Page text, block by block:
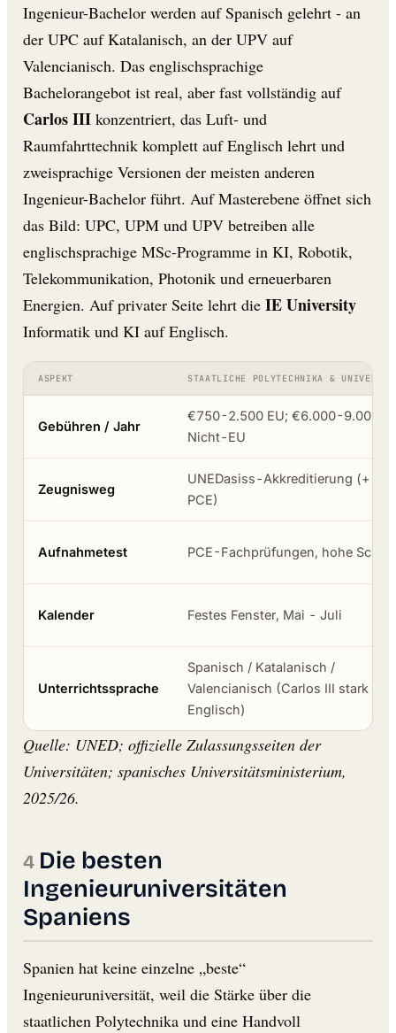
Ingenieur-Bachelor werden auf Spanisch gelehrt - an
der UPC auf Katalanisch, an der UPV auf
Valencianisch. Das englischsprachige
Bachelorangebot ist real, aber fast vollständig auf
Carlos III konzentriert, das Luft- und
Raumfahrttechnik komplett auf Englisch lehrt und
zweisprachige Versionen der meisten anderen
Ingenieur-Bachelor führt. Auf Masterebene öffnet sich
das Bild: UPC, UPM und UPV betreiben alle
englischsprachige MSc-Programme in KI, Robotik,
Telekommunikation, Photonik und erneuerbaren
Energien. Auf privater Seite lehrt die IE University
Informatik und KI auf Englisch.
ASPEKT STAATLICHE POLYTECHNIKA &
Gebühren / Jahr
€750-2.500 EU; €6.000-9.000
Nicht-EU
Zeugnisweg
UNEDasiss-Akkreditierung (+ ggf.
PCE)
Aufnahmetest PCE-Fachprüfungen, hohe
Kalender Festes Fenster, Mai - Juli
Unterrichtssprache
Spanisch / Katalanisch /
Valencianisch (Carlos III stark
Englisch)
Quelle: UNED; offizielle Zulassungsseiten der
Universitäten; spanisches Universitätsministerium,
2025/26.
Die besten
Ingenieuruniversitäten
Spaniens
Spanien hat keine einzelne „beste“
Ingenieuruniversität, weil die Stärke über die
staatlichen Polytechnika und eine Handvoll